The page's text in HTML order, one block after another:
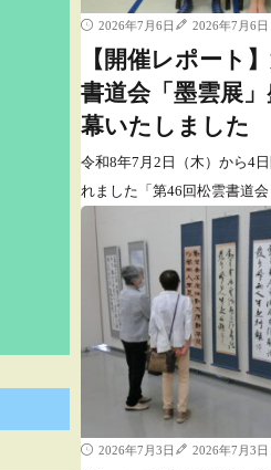
2026年7月6日 2026年7月6日
【開催レポート
書道会「墨雲展
幕いたしました
令和8年7月2日（木）から4
れました「第46回松雲書道
2026年7月3日 2026年7月3日